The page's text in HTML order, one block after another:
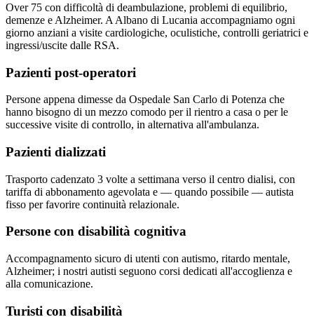
Over 75 con difficoltà di deambulazione, problemi di equilibrio,
demenze e Alzheimer. A Albano di Lucania accompagniamo ogni
giorno anziani a visite cardiologiche, oculistiche, controlli geriatrici e
ingressi/uscite dalle RSA.
Pazienti post-operatori
Persone appena dimesse da Ospedale San Carlo di Potenza che
hanno bisogno di un mezzo comodo per il rientro a casa o per le
successive visite di controllo, in alternativa all'ambulanza.
Pazienti dializzati
Trasporto cadenzato 3 volte a settimana verso il centro dialisi, con
tariffa di abbonamento agevolata e — quando possibile — autista
fisso per favorire continuità relazionale.
Persone con disabilità cognitiva
Accompagnamento sicuro di utenti con autismo, ritardo mentale,
Alzheimer; i nostri autisti seguono corsi dedicati all'accoglienza e
alla comunicazione.
Turisti con disabilità